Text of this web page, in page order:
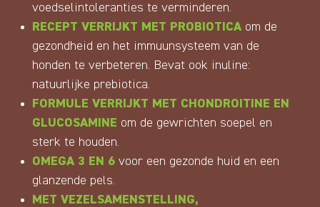
voedselintoleranties te verminderen.
RECEPT VERRIJKT MET PROBIOTICA om de
gezondheid en het immuunsysteem van de
honden te verbeteren. Bevat ook inuline:
natuurlijke prebiotica.
FORMULE VERRIJKT MET CHONDROITINE EN
GLUCOSAMINE om de gewrichten soepel en
sterk te houden.
OMEGA 3 EN 6 voor een gezonde huid en een
glanzende pels.
MET VEZELSAMENSTELLING,